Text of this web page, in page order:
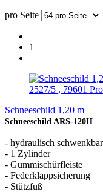
pro Seite
1
2527/5 , 79601
Schneeschild 1,20 m
Schneeschild ARS-120H
- hydraulisch
- 1 Zylinder
- Gummischürfleiste
- Federklappsicherung
- Stützfuß